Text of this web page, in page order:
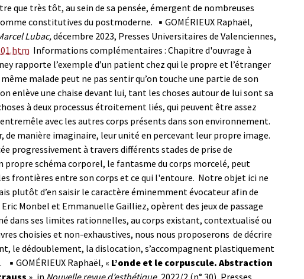
très tôt, au sein de sa pensée, émergent de nombreuses
constitutives du postmoderne.
▪ GOMÉRIEUX Raphaël,
Lubac,décembre 2023, Presses Universitaires de Valenciennes,
Informations complémentaires : Chapitre d'ouvrage à
rapporte l’exemple d’un patient chez qui le propre et l’étranger
malade peut ne pas sentir qu’on touche une partie de son
enlève une chaise devant lui, tant les choses autour de lui sont sa
à deux processus étroitement liés, qui peuvent être assez
avec les autres corps présents dans son environnement.
manière imaginaire, leur unité en percevant leur propre image.
progressivement à travers différents stades de prise de
schéma corporel, le fantasme du corps morcelé, peut
frontières entre son corps et ce qui l'entoure. Notre objet ici ne
plutôt d’en saisir le caractère éminemment évocateur afin de
Monbel et Emmanuelle Gailliez, opèrent des jeux de passage
dans ses limites rationnelles, au corps existant, contextualisé ou
choisies et non-exhaustives, nous nous proposerons de décrire
le dédoublement, la dislocation, s’accompagnent plastiquement
▪ GOMÉRIEUX Raphaël, « L’onde et le corpuscule. Abstraction
», in Nouvelle revue d’esthétique, 2022/2 (n° 30), Presses